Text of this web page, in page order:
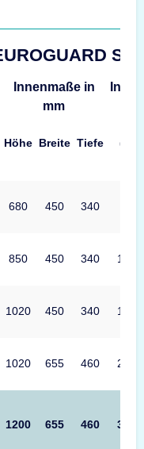
Innenmaße in
mm
Inhalt
Höhe Breite Tiefe (L)
680 450 340
850 450 340 124
1020 450 340 149
1020 655 460 297
1200 655 460 349